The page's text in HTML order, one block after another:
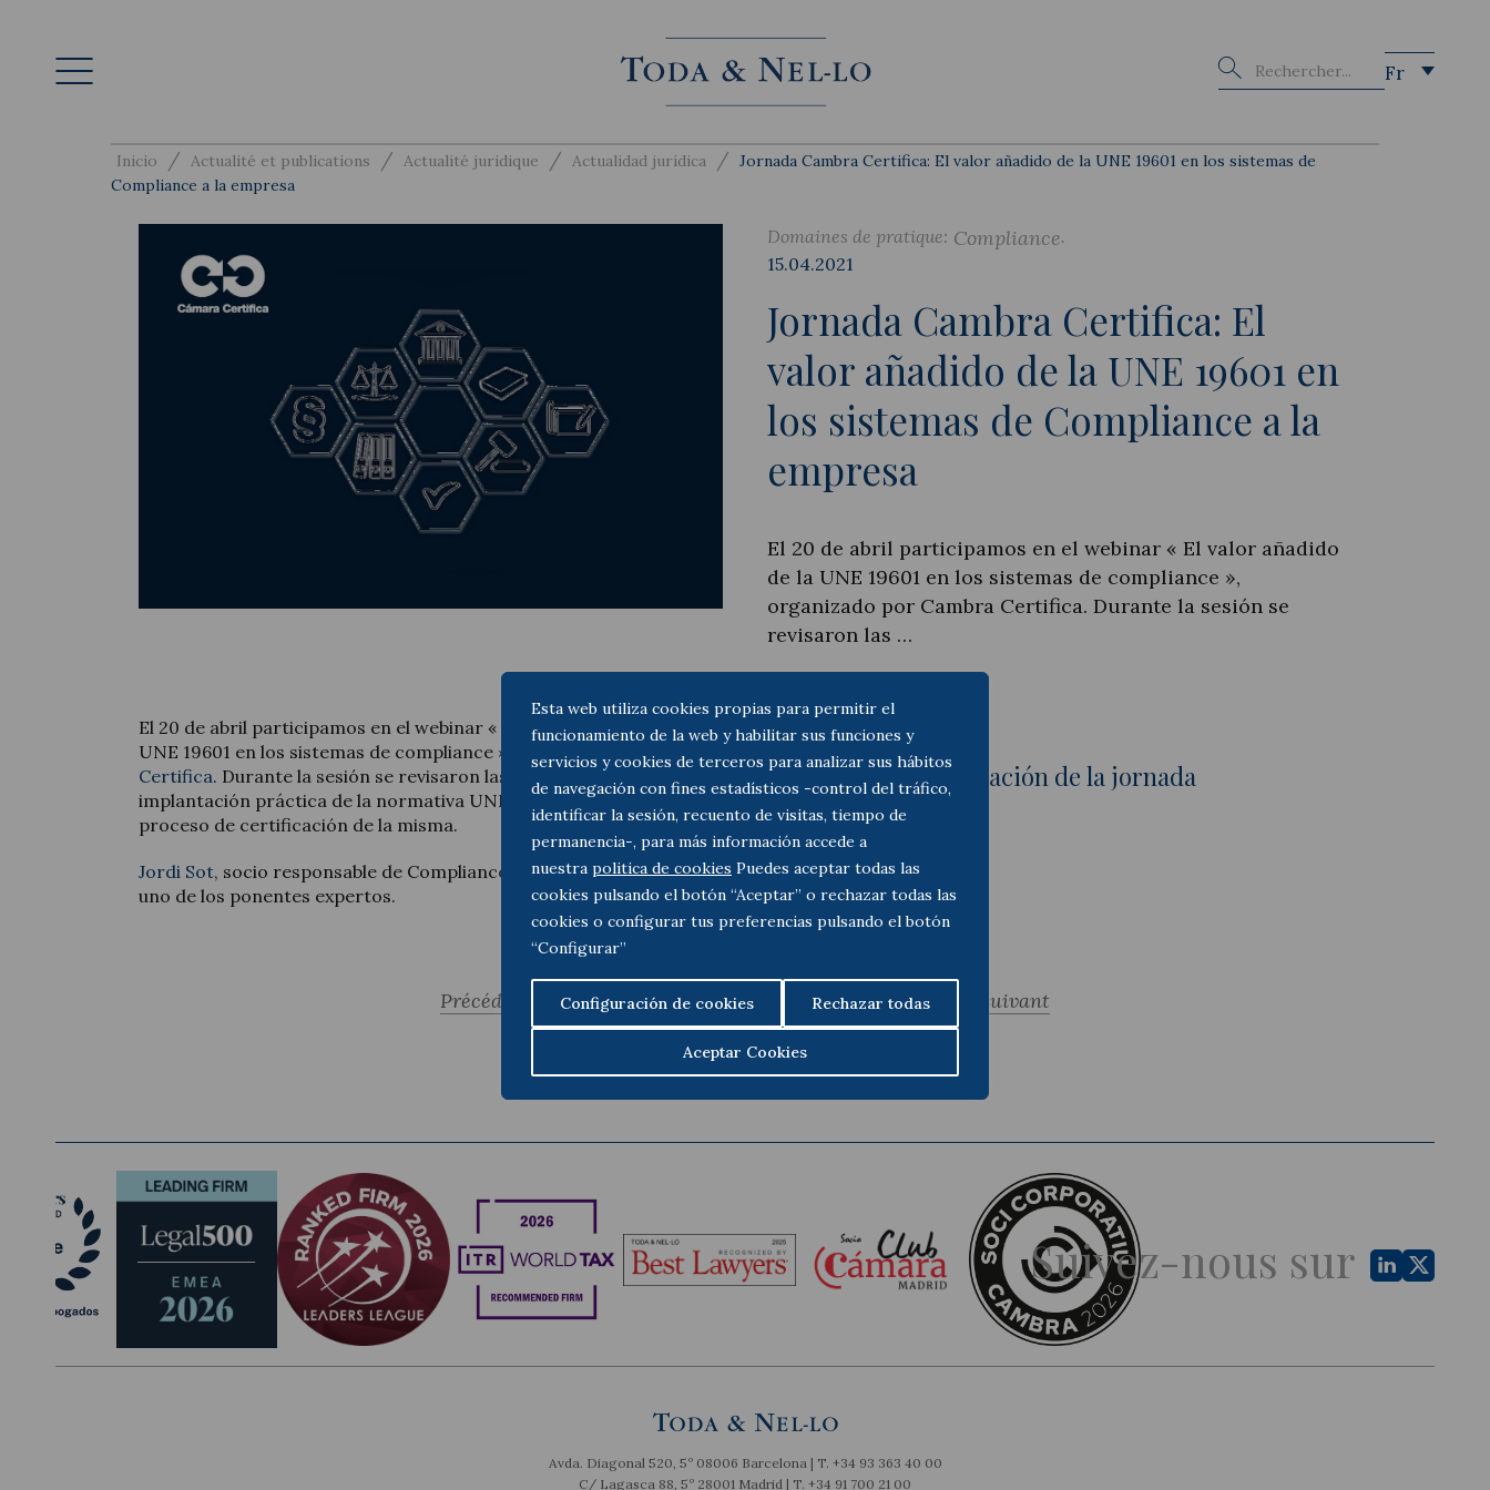
Esta web utiliza cookies propias para permitir el
funcionamiento de la web y habilitar sus funciones y
servicios y cookies de terceros para analizar sus hábitos
de navegación con fines estadísticos -control del tráfico,
identificar la sesión, recuento de visitas, tiempo de
permanencia-, para más información accede a
nuestra politica de cookies Puedes aceptar todas las
cookies pulsando el botón “Aceptar” o rechazar todas las
cookies o configurar tus preferencias pulsando el botón
“Configurar”
Configuración de cookies Rechazar todas
Aceptar Cookies
Actualité juridique
Buscar Fr
Inicio / Actualité et publications / Actualité juridique / Actualidad jurídica / Jornada Cambra Certifica: El valor añadido de la UNE 19601 en los sistemas de
Compliance a la empresa
Domaines de pratique: Compliance
15.04.2021
Jornada Cambra Certifica: El
valor añadido de la UNE 19601 en
los sistemas de Compliance a la
empresa
El 20 de abril participamos en el webinar « El valor añadido
de la UNE 19601 en los sistemas de compliance »,
organizado por Cambra Certifica. Durante la sesión se
revisaron las …
El 20 de abril participamos en el webinar « El valor añadido de la
UNE 19601 en los sistemas de compliance », organizado por Cambra
Certifica. Durante la sesión se revisaron las claves de una
implantación práctica de la normativa UNE 19601, así como el
proceso de certificación de la misma.
Jordi Sot, socio responsable de Compliance de Toda & Nel-lo, fue
uno de los ponentes expertos.
Acceder a la presentación de la jornada
Suivant
Précédent
Suivez-nous sur
Avda. Diagonal 520, 5º 08006 Barcelona | T. +34 93 363 40 00
C/ Lagasca 88, 5º 28001 Madrid | T. +34 91 700 21 00